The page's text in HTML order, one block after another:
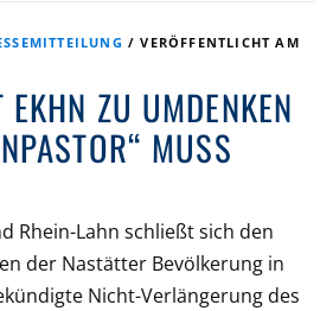
/VERÖFFENTLICHT AM
EKHN ZU UMDENKEN
MUSS
Rhein-Lahn schließt sich den
der Nastätter Bevölkerung in
Nicht-Verlängerung des